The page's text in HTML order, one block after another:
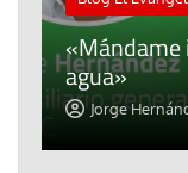
«Mándame
agua»
Jorge